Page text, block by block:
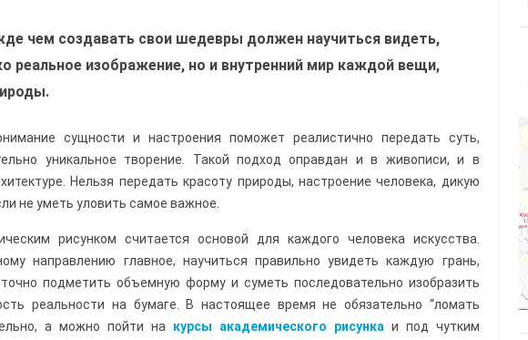
чем создавать свои шедевры должен научиться видеть,
реальное изображение, но и внутренний мир каждой вещи,
сущности и настроения поможет реалистично передать суть,
уникальное творение. Такой подход оправдан и в живописи, и в
Нельзя передать красоту природы, настроение человека, дикую
не уметь уловить самое важное.
рисунком считается основой для каждого человека искусства.
направлению главное, научиться правильно увидеть каждую грань,
подметить объемную форму и суметь последовательно изобразить
реальности на бумаге. В настоящее время не обязательно “ломать
а можно пойти на курсы академического рисунка и под чутким